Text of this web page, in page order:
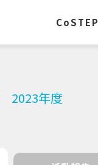
CoSTEP
2023年度